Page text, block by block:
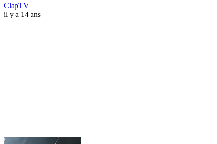
ClapTV
il y a 14 ans